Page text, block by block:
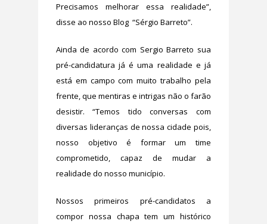
Precisamos melhorar essa realidade”,
disse ao nosso Blog “Sérgio Barreto”.
Ainda de acordo com Sergio Barreto sua
pré-candidatura já é uma realidade e já
está em campo com muito trabalho pela
frente, que mentiras e intrigas não o farão
desistir. “Temos tido conversas com
diversas lideranças de nossa cidade pois,
nosso objetivo é formar um time
comprometido, capaz de mudar a
realidade do nosso município.
Nossos primeiros pré-candidatos a
compor nossa chapa tem um histórico